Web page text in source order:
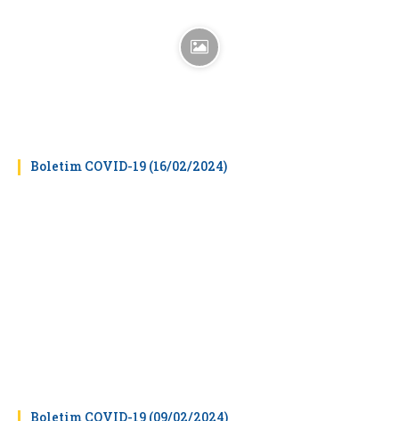
Boletim COVID-19 (16/02/2024)
Boletim COVID-19 (09/02/2024)